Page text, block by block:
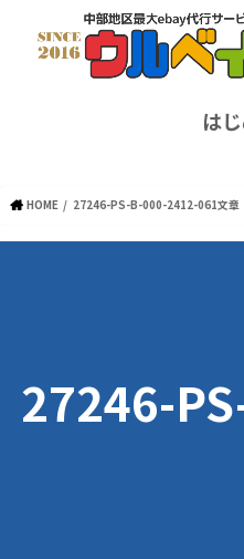
は
HOME 27246-PS-B-000-2412-061文章
27246-